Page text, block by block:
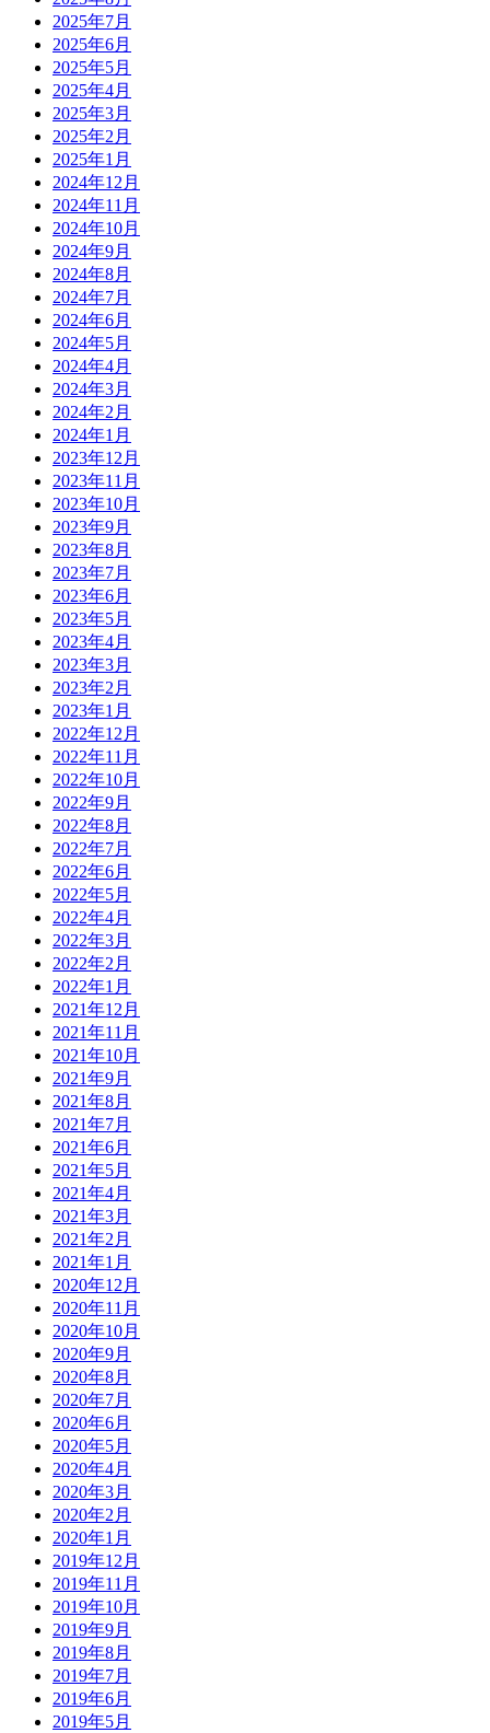
2025年7月
2025年6月
2025年5月
2025年4月
2025年3月
2025年2月
2025年1月
2024年12月
2024年11月
2024年10月
2024年9月
2024年8月
2024年7月
2024年6月
2024年5月
2024年4月
2024年3月
2024年2月
2024年1月
2023年12月
2023年11月
2023年10月
2023年9月
2023年8月
2023年7月
2023年6月
2023年5月
2023年4月
2023年3月
2023年2月
2023年1月
2022年12月
2022年11月
2022年10月
2022年9月
2022年8月
2022年7月
2022年6月
2022年5月
2022年4月
2022年3月
2022年2月
2022年1月
2021年12月
2021年11月
2021年10月
2021年9月
2021年8月
2021年7月
2021年6月
2021年5月
2021年4月
2021年3月
2021年2月
2021年1月
2020年12月
2020年11月
2020年10月
2020年9月
2020年8月
2020年7月
2020年6月
2020年5月
2020年4月
2020年3月
2020年2月
2020年1月
2019年12月
2019年11月
2019年10月
2019年9月
2019年8月
2019年7月
2019年6月
2019年5月